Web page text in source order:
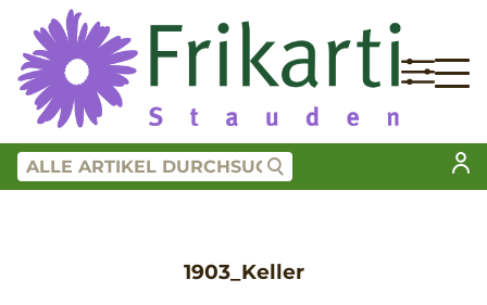
1903_Keller